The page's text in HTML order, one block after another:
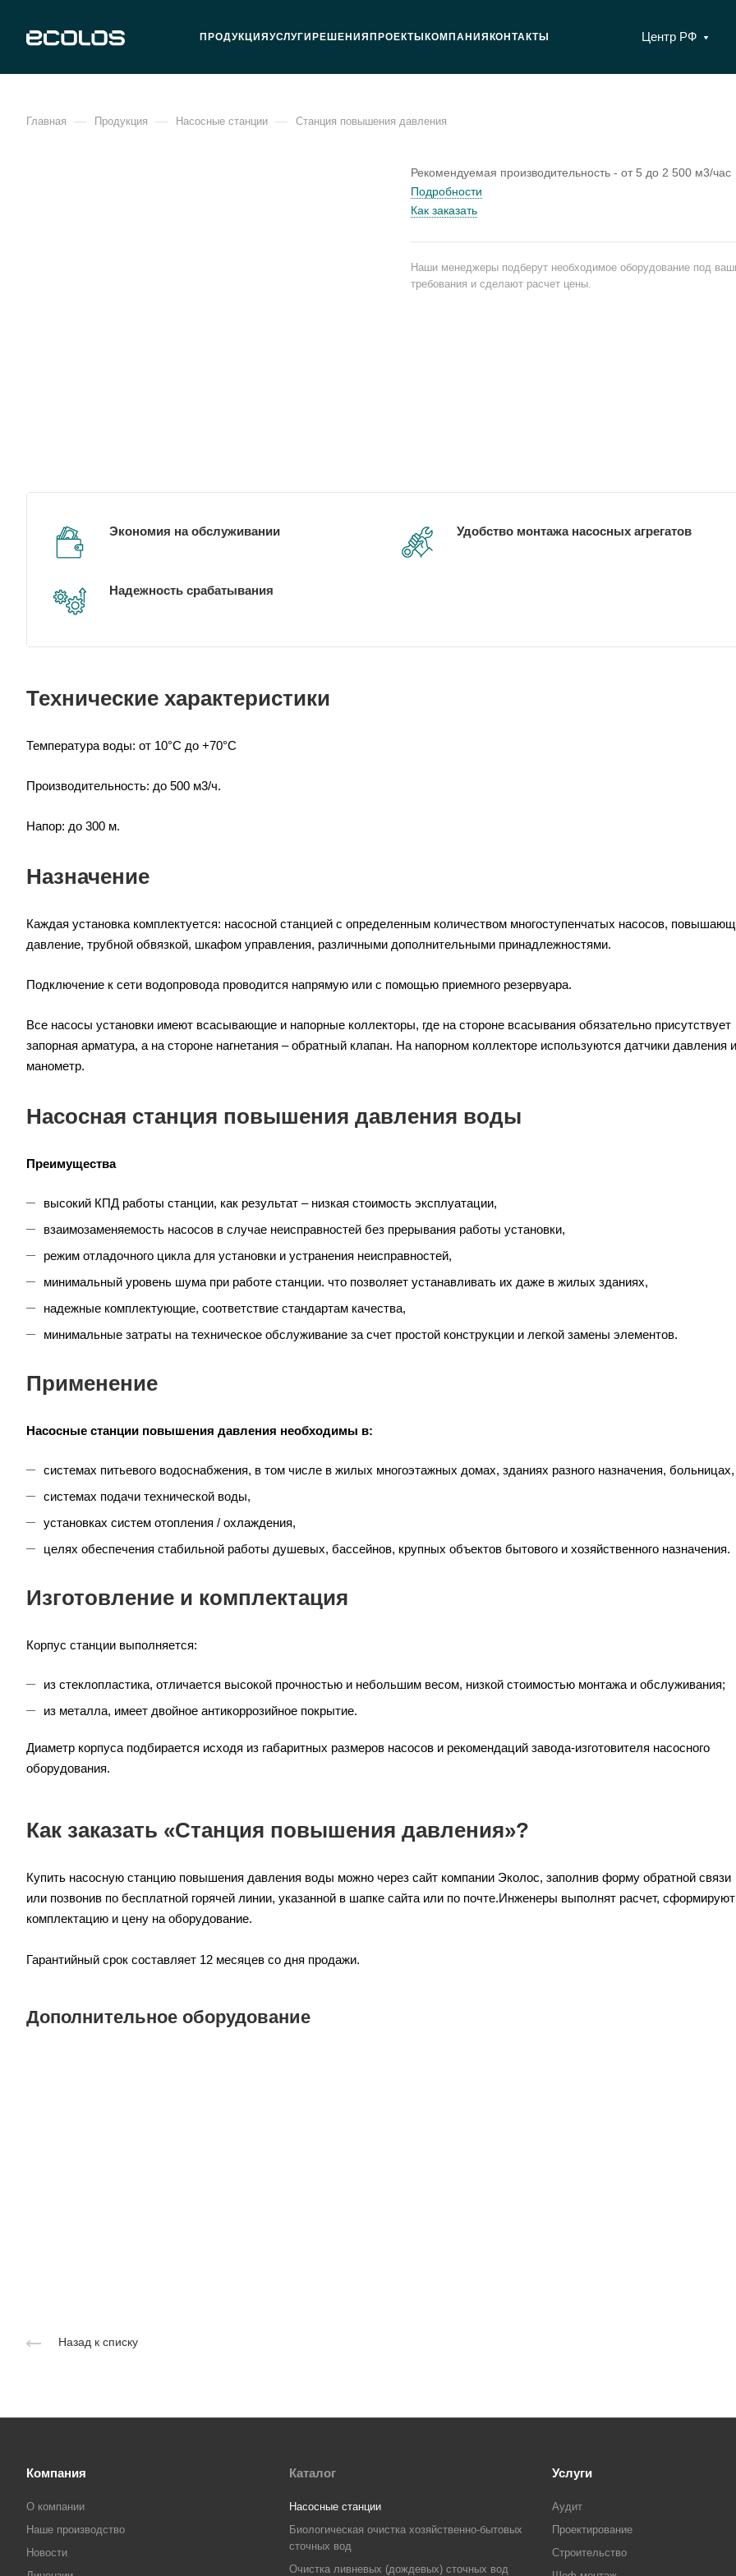
ПРОДУКЦИЯУСЛУГИРЕШЕНИЯПРОЕКТЫКОМПАНИЯКОНТАКТЫ Центр РФ
Главная — Продукция — Насосные станции — Станция повышения давления
Рекомендуемая производительность - от 5 до 2 500 м3/час
Подробности
Как заказать
Наши менеджеры подберут необходимое оборудование под
требования и сделают расчет цены.
Экономия на обслуживании Удобство монтажа насосных агрегатов
Надежность срабатывания
Технические характеристики
Температура воды: от 10°С до +70°С
Производительность: до 500 м3/ч.
Напор: до 300 м.
Назначение
Каждая установка комплектуется: насосной станцией с определенным количеством многоступенчатых насосов,
давление, трубной обвязкой, шкафом управления, различными дополнительными принадлежностями.
Подключение к сети водопровода проводится напрямую или с помощью приемного резервуара.
Все насосы установки имеют всасывающие и напорные коллекторы, где на стороне всасывания обязательно присутствует
запорная арматура, а на стороне нагнетания – обратный клапан. На напорном коллекторе используются датчики давления и
манометр.
Насосная станция повышения давления воды
Преимущества
высокий КПД работы станции, как результат – низкая стоимость эксплуатации,
взаимозаменяемость насосов в случае неисправностей без прерывания работы установки,
режим отладочного цикла для установки и устранения неисправностей,
минимальный уровень шума при работе станции. что позволяет устанавливать их даже в жилых зданиях,
надежные комплектующие, соответствие стандартам качества,
минимальные затраты на техническое обслуживание за счет простой конструкции и легкой замены элементов.
Применение
Насосные станции повышения давления необходимы в:
системах питьевого водоснабжения, в том числе в жилых многоэтажных домах, зданиях разного назначения, больницах,
системах подачи технической воды,
установках систем отопления / охлаждения,
целях обеспечения стабильной работы душевых, бассейнов, крупных объектов бытового и хозяйственного назначения.
Изготовление и комплектация
Корпус станции выполняется:
из стеклопластика, отличается высокой прочностью и небольшим весом, низкой стоимостью монтажа и обслуживания;
из металла, имеет двойное антикоррозийное покрытие.
Диаметр корпуса подбирается исходя из габаритных размеров насосов и рекомендаций завода-изготовителя насосного
оборудования.
Как заказать «Станция повышения давления»?
Купить насосную станцию повышения давления воды можно через сайт компании Эколос, заполнив форму обратной связи
или позвонив по бесплатной горячей линии, указанной в шапке сайта или по почте.Инженеры выполнят расчет, сформируют
комплектацию и цену на оборудование.
Гарантийный срок составляет 12 месяцев со дня продажи.
Дополнительное оборудование
Назад к списку
Компания
О компании
Наше производство
Новости
Каталог
Насосные станции
Биологическая очистка хозяйственно-бытовых
сточных вод
Очистка ливневых (дождевых) сточных вод
Услуги
Аудит
Проектирование
Строительство